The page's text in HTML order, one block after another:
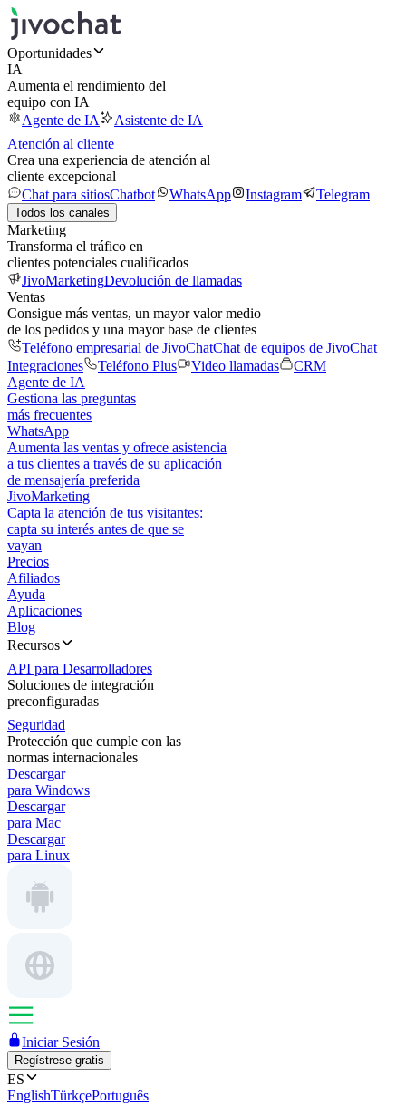
Oportunidades
IA
Aumenta el rendimiento del
equipo con IA
Agente de IA
Asistente de IA
Atención al cliente
Crea una experiencia de atención al
cliente excepcional
Chat para sitiosChatbot WhatsApp Instagram Telegram
Todos los canales
Marketing
Transforma el tráfico en
clientes potenciales cualificados
JivoMarketingDevolución de llamadas
Ventas
Consigue más ventas, un mayor valor medio
de los pedidos y una mayor base de clientes
Teléfono empresarial de JivoChatChat de equipos de JivoChat
Integraciones
Teléfono Plus Video llamadas
CRM
Agente de IA
Gestiona las preguntas
más frecuentes
WhatsApp
Aumenta las ventas y ofrece asistencia
a tus clientes a través de su aplicación
de mensajería preferida
JivoMarketing
Capta la atención de tus visitantes:
capta su interés antes de que se
vayan
Precios
Afiliados
Ayuda
Aplicaciones
Blog
Recursos
API para Desarrolladores
Soluciones de integración
preconfiguradas
Seguridad
Protección que cumple con las
normas internacionales
Descargar
para Windows
Descargar
para Mac
Descargar
para Linux
Iniciar Sesión
Regístrese gratis
ES
EnglishTürkçePortuguês